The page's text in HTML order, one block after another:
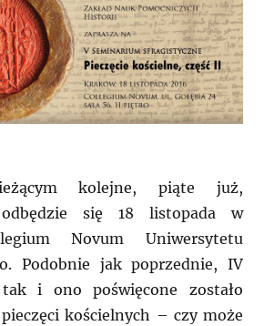
kolejne, piąte już,
odbędzie się 18 listopada w
Novum Uniwersytetu
Podobnie jak poprzednie, IV
i ono poświęcone zostało
kościelnych – czy może